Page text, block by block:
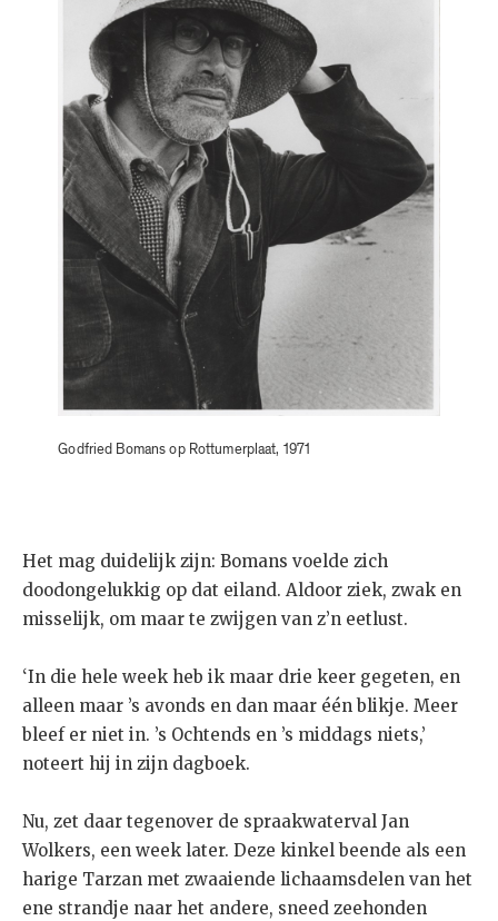
Godfried Bomans op Rottumerplaat, 1971
Het mag duidelijk zijn: Bomans voelde zich
doodongelukkig op dat eiland. Aldoor ziek, zwak en
misselijk, om maar te zwijgen van z’n eetlust.
‘In die hele week heb ik maar drie keer gegeten, en
alleen maar ’s avonds en dan maar één blikje. Meer
bleef er niet in. ’s Ochtends en ’s middags niets,’
noteert hij in zijn dagboek.
Nu, zet daar tegenover de spraakwaterval Jan
Wolkers, een week later. Deze kinkel beende als een
harige Tarzan met zwaaiende lichaamsdelen van het
ene strandje naar het andere, sneed zeehonden